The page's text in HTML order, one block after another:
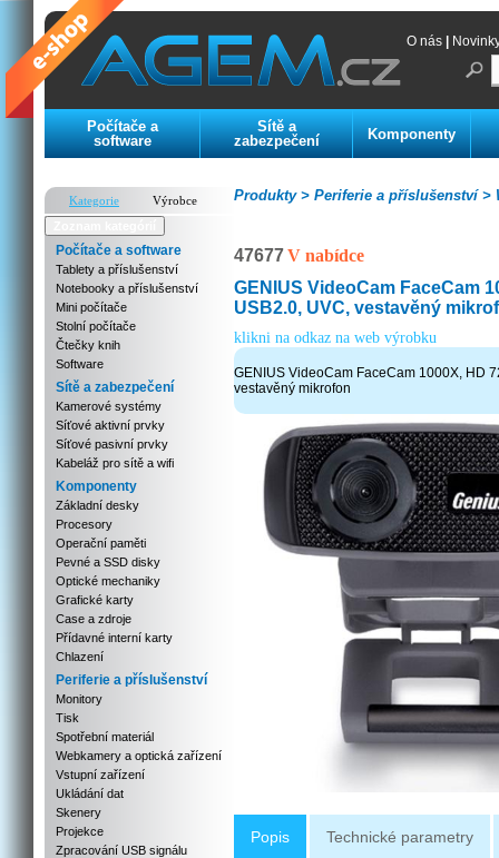
O nás
Počítače a
software
Sítě a
zabezpečení
Komponenty
Kategorie
Výrobce
Počítače a software
Tablety a příslušenství
Notebooky a příslušenství
Mini počítače
Stolní počítače
Čtečky knih
Software
Sítě a zabezpečení
Kamerové systémy
Síťové aktivní prvky
Síťové pasivní prvky
Kabeláž pro sítě a wifi
Komponenty
Základní desky
Procesory
Operační paměti
Pevné a SSD disky
Optické mechaniky
Grafické karty
Case a zdroje
Přídavné interní karty
Chlazení
Periferie a příslušenství
Monitory
Tisk
Spotřební materiál
Webkamery a optická zařízení
Vstupní zařízení
Ukládání dat
Skenery
Projekce
Zpracování USB signálu
Periferie a příslušenství >
Produkty >
47677V nabídce
GENIUS VideoCam FaceCam
USB2.0, UVC, vestavěný
klikni na odkaz na web výrobku
GENIUS VideoCam FaceCam 1000X, HD
vestavěný mikrofon
Popis Technické parametry